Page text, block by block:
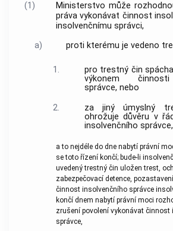
(1)
Ministerstvo může
práva vykonávat činnost
insolvenčnímu správci,
a)
proti kterému je vedeno
1. pro trestný čin
výkonem
správce, nebo
2.
za jiný úmyslný
ohrožuje důvěru v
insolvenčního správce,
a to nejdéle do dne nabytí právní
se toto řízení končí; bude-li
uvedenýtrestný čin uložen trest,
zabezpečovací detence,
činnost insolvenčního správce
končí dnem nabytí právní moci
zrušení povolení vykonávat činnost
správce,